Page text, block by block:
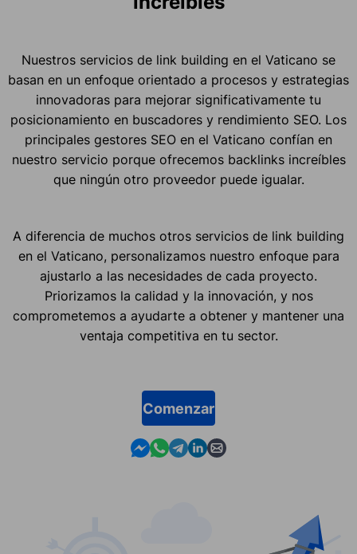
Nuestros servicios de link building en el Vaticano se
basan en un enfoque orientado a procesos y estrategias
innovadoras para mejorar significativamente tu
posicionamiento en buscadores y rendimiento SEO. Los
principales gestores SEO en el Vaticano confían en
nuestro servicio porque ofrecemos backlinks increíbles
que ningún otro proveedor puede igualar.
A diferencia de muchos otros servicios de link building
en el Vaticano, personalizamos nuestro enfoque para
ajustarlo a las necesidades de cada proyecto.
Priorizamos la calidad y la innovación, y nos
comprometemos a ayudarte a obtener y mantener una
ventaja competitiva en tu sector.
Comenzar
Contact us in Messenger
Contact us in WhatsApp
Contact us in Telegram
Contact us in Linkedin
Contact us by email